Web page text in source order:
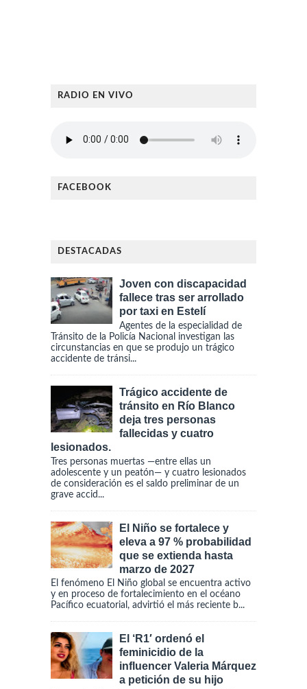
RADIO EN VIVO
FACEBOOK
DESTACADAS
Joven con discapacidad
fallece tras ser arrollado
por taxi en Estelí
Agentes de la especialidad de
Tránsito de la Policía Nacional investigan las
circunstancias en que se produjo un trágico
accidente de tránsi...
Trágico accidente de
tránsito en Río Blanco
deja tres personas
fallecidas y cuatro
lesionados.
Tres personas muertas —entre ellas un
adolescente y un peatón— y cuatro lesionados
de consideración es el saldo preliminar de un
grave accid...
El Niño se fortalece y
eleva a 97 % probabilidad
que se extienda hasta
marzo de 2027
El fenómeno El Niño global se encuentra activo
y en proceso de fortalecimiento en el océano
Pacífico ecuatorial, advirtió el más reciente b...
El ‘R1′ ordenó el
feminicidio de la
influencer Valeria Márquez
a petición de su hijo